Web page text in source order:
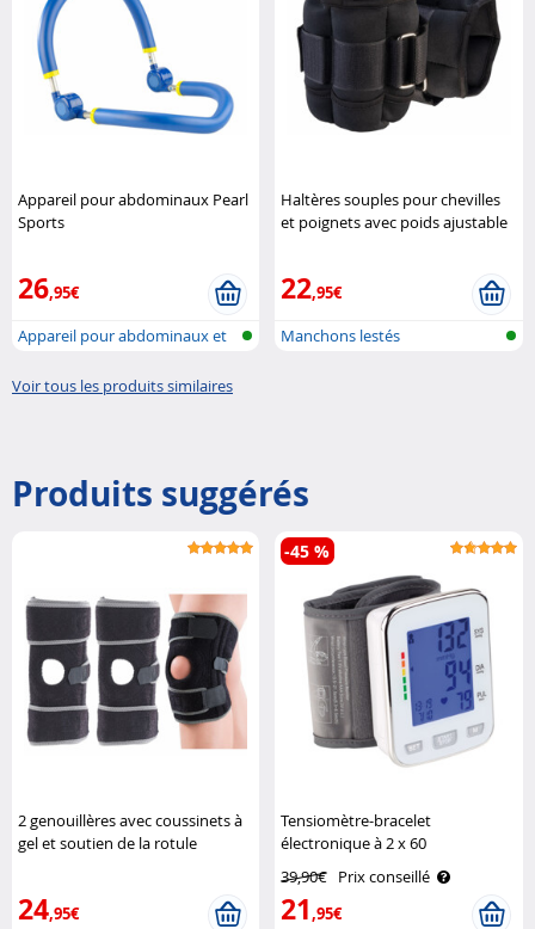
Appareil pour abdominaux Pearl
Sports
26,95€
Appareil pour abdominaux et
Haltères souples pour chevilles
et poignets avec poids ajustable
22,95€
Manchons lestés
Voir tous les produits similaires
Produits suggérés
2 genouillères avec coussinets à
gel et soutien de la rotule
24,95€
Tensiomètre-bracelet
électronique à 2 x 60
emplacements de mémorisation
Newgen Medicals
39,90€ Prix conseillé
21,95€
-45 %